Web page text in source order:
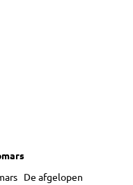
De afgelopen